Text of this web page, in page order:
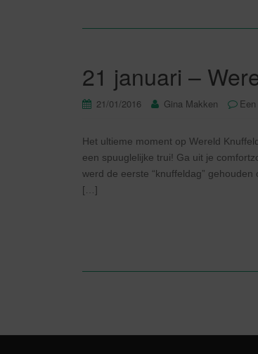
21 januari –
21/01/2016 Gina Makken
Het ultieme moment op Wereld
een spuuglelijke trui! Ga uit je
werd de eerste “knuffeldag”
[…]